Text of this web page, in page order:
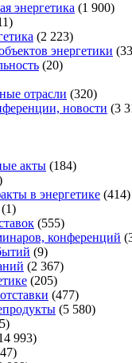
энергетика (1 900)
(2 223)
энергетики
(20)
отрасли (320)
новости (3
акты (184)
в энергетике (414)
(1)
(555)
конференций
(9)
(2 367)
(205)
(477)
(5 580)
993)